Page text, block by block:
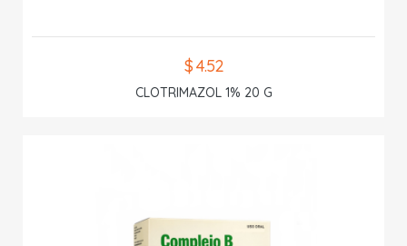
$ 4.52
CLOTRIMAZOL 1% 20 G